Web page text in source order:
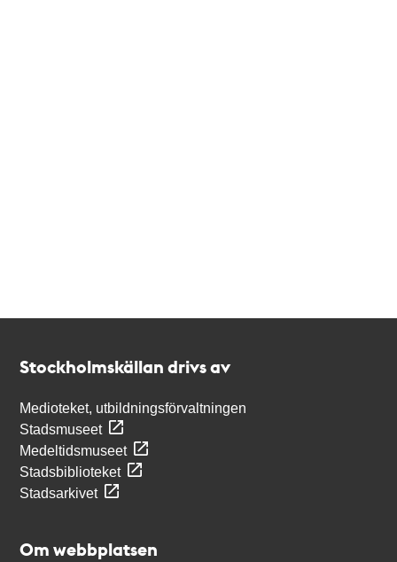
Stockholmskällan drivs av
Medioteket, utbildningsförvaltningen
Stadsmuseet
Medeltidsmuseet
Stadsbiblioteket
Stadsarkivet
Om webbplatsen